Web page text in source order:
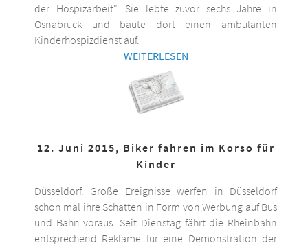
der Hospizarbeit". Sie lebte zuvor sechs Jahre in
Osnabrück und baute dort einen ambulanten
Kinderhospizdienst auf.
WEITERLESEN
12. Juni 2015, Biker fahren im Korso für
Kinder
Düsseldorf. Große Ereignisse werfen in Düsseldorf
schon mal ihre Schatten in Form von Werbung auf Bus
und Bahn voraus. Seit Dienstag fährt die Rheinbahn
entsprechend Reklame für eine Demonstration der